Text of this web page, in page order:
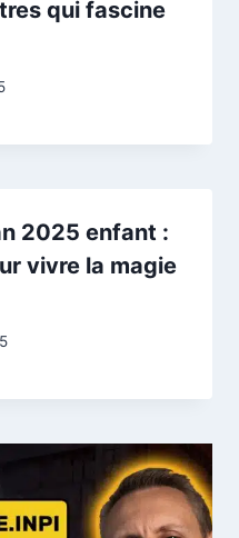
qui fascine
2025 enfant :
vivre la magie